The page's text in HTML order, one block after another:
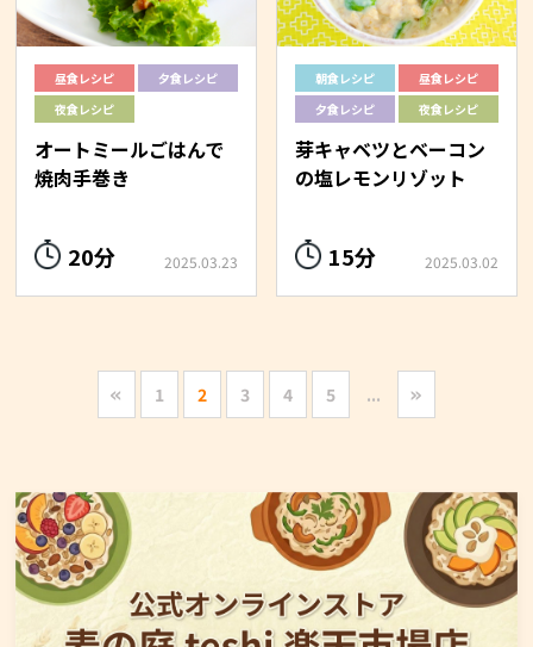
昼食レシピ
夕食レシピ
夜食レシピ
オートミールごはんで
焼肉手巻き
20分 2025.03.23
朝食レシピ
昼食レシピ
夕食レシピ
夜食レシピ
芽キャベツとベーコン
の塩レモンリゾット
15分 2025.03.02
« 1 2 3 4 5 ... »